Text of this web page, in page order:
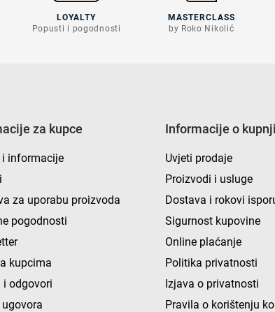
LOYALTY
Popusti i pogodnosti
MASTERCLASS
by Roko Nikolić
za kupce
i informacije
za uporabu proizvoda
pogodnosti
kupcima
i odgovori
Informacije o kupnji
Uvjeti prodaje
Proizvodi i usluge
Dostava i rokovi
Sigurnost kupovine
Online plaćanje
Politika privatnosti
Izjava o privatnosti
Pravila o korištenju